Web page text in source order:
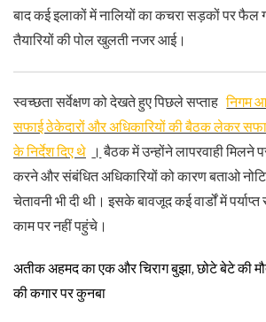
बाद कई इलाकों में नालियों का कचरा सड़कों पर फैल
तैयारियों की पोल खुलती नजर आई।
स्वच्छता सर्वेक्षण को देखते हुए पिछले सप्ताह निगम
सफाई ठेकेदारों और अधिकारियों की बैठक लेकर
के निर्देश दिए थे
। बैठक में उन्होंने लापरवाही मिलने
करने और संबंधित अधिकारियों को कारण बताओ
चेतावनी भी दी थी। इसके बावजूद कई वार्डों में
काम पर नहीं पहुंचे।
अतीक अहमद का एक और चिराग बुझा, छोटे बेटे की
की कगार पर कुनबा